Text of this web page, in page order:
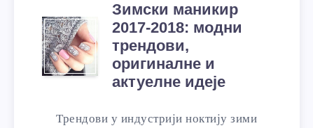
Зимски маникир
2017-2018: модни
трендови,
оригиналне и
актуелне идеје
Трендови у индустрији ноктију зими